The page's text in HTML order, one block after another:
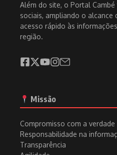
Além do site, o Portal
sociais, ampliando o
acesso rápido às
região.
Missão
Compromisso com a verdade
Responsabilidade na
Transparência